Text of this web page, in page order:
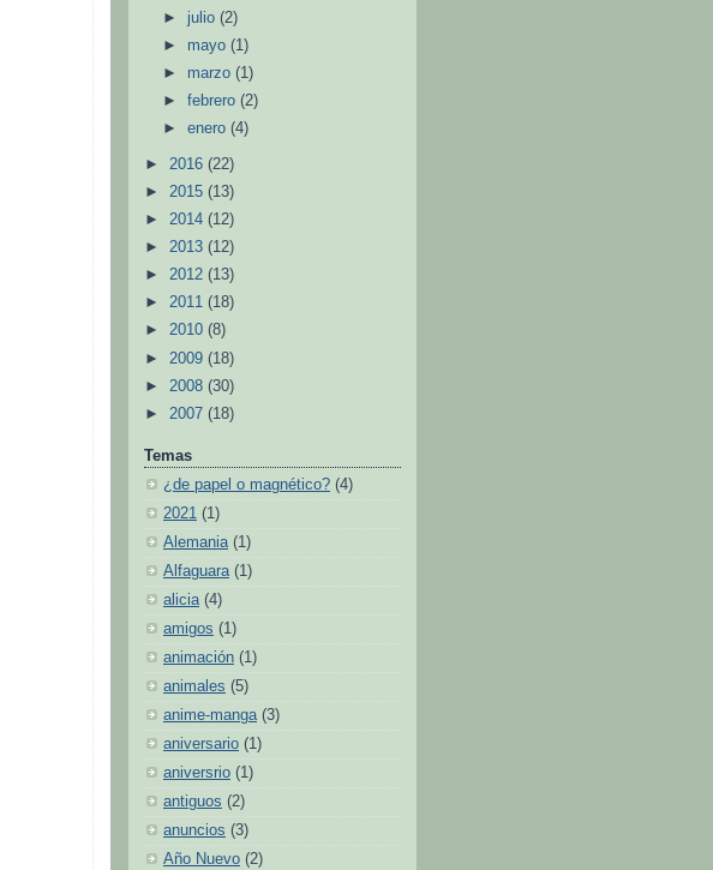
► julio(2)
► mayo(1)
► marzo(1)
►febrero(2)
►enero(4)
► 2016 (22)
► 2015 (13)
► 2014 (12)
► 2013 (12)
► 2012 (13)
► 2011 (18)
► 2010 (8)
► 2009 (18)
► 2008 (30)
► 2007 (18)
Temas
¿de papel o magnético? (4)
2021 (1)
Alemania (1)
Alfaguara (1)
alicia (4)
amigos (1)
animación (1)
animales (5)
anime-manga (3)
aniversario (1)
aniversrio (1)
antiguos (2)
anuncios (3)
Año Nuevo (2)